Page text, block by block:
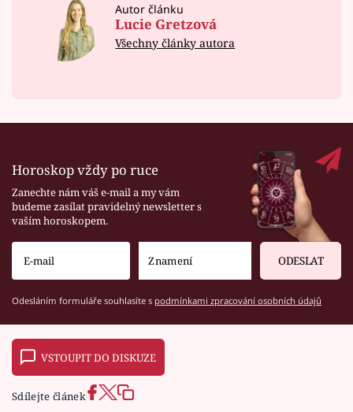
Autor článku
Lucie Gretzová
Všechny články autora
Horoskop vždy po ruce
Zanechte nám váš e-mail a my vám
budeme zasílat pravidelný newsletter s
vaším horoskopem.
ODESLAT
Odesláním formuláře souhlasíte s podmínkami zpracování osobních údajů
VSTOUPIT DO DISKUZE
Sdílejte článek